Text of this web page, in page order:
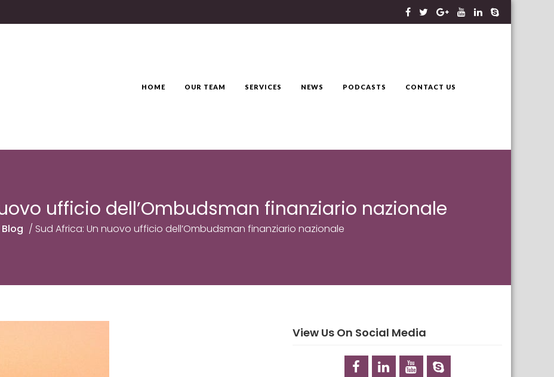
HOME OUR TEAM SERVICES NEWS PODCASTS CONTACT US
ufficio dell’Ombudsman finanziario nazionale
Blog / Sud Africa: Un nuovo ufficio dell’Ombudsman finanziario nazionale
View Us On Social Media